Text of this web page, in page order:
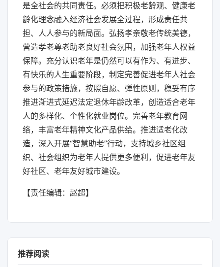
是全社会的共同责任。必须把积极老龄观、健康老
龄化理念融入经济社会发展全过程，形成责任共
担、人人参与的新局面。弘扬孝亲敬老传统美德，
营造孝老尊老助老良好社会氛围，加强老年人权益
保障。充分认识老年是仍然可以有作为、有进步、
有快乐的人生重要阶段，制定完善促进老年人社会
参与的政策措施，按照自愿、弹性原则，稳妥有序
推进渐进式延迟法定退休年龄改革，创造适合老年
人的多样化、个性化就业岗位。完善老年教育网
络，丰富老年精神文化产品供给。推进适老化改
造，深入开展“智慧助老”行动，支持城乡社区组
织、社会组织为老年人提供更多便利，促进老年友
好社区、老年友好城市建设。
【责任编辑：赵超】
推荐阅读